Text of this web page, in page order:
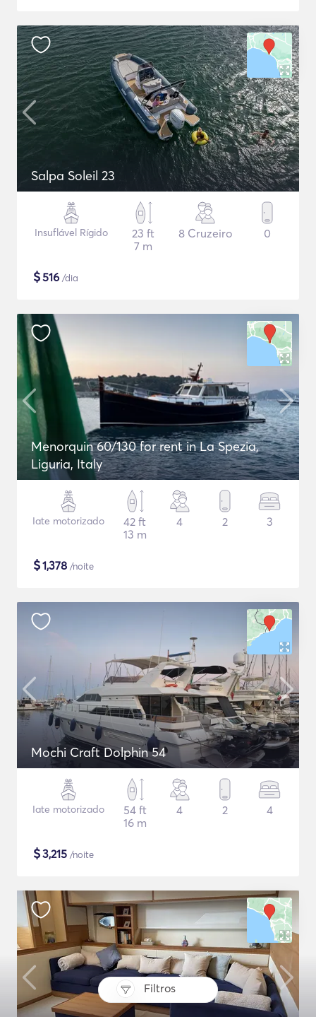
Filtros
Salpa Soleil 23
Insuflável Rígido
23 ft
7 m
8 Cruzeiro 0
$516 /dia
Menorquin 60/130 for rent in La Spezia,
Liguria, Italy
Iate motorizado
42 ft
13 m
4 2 3
$1,378 /noite
Mochi Craft Dolphin 54
Iate motorizado
54 ft
16 m
4 2 4
$3,215 /noite